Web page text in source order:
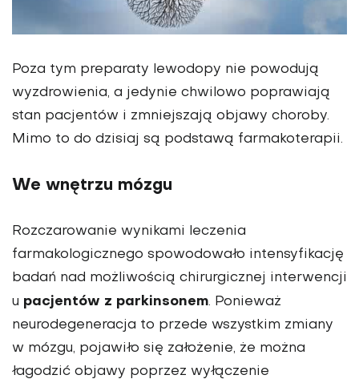
Poza tym preparaty lewodopy nie powodują
wyzdrowienia, a jedynie chwilowo poprawiają
stan pacjentów i zmniejszają objawy choroby.
Mimo to do dzisiaj są podstawą farmakoterapii.
We wnętrzu mózgu
Rozczarowanie wynikami leczenia
farmakologicznego spowodowało intensyfikację
badań nad możliwością chirurgicznej interwencji
u pacjentów z parkinsonem. Ponieważ
neurodegeneracja to przede wszystkim zmiany
w mózgu, pojawiło się założenie, że można
łagodzić objawy poprzez wyłączenie